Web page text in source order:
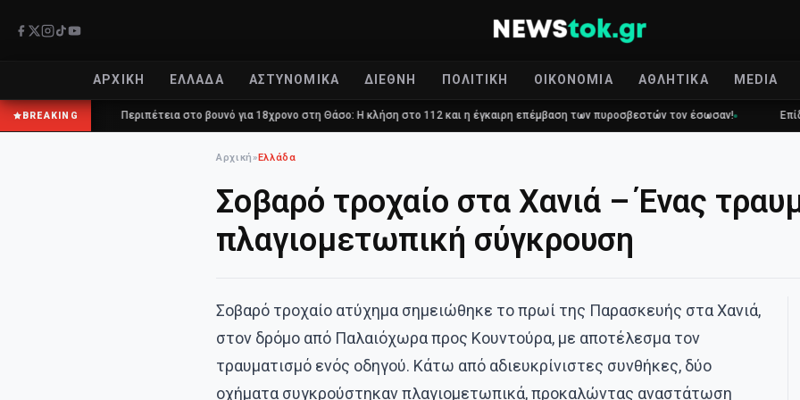
ΑΡΧΙΚΉ ΕΛΛΆΔΑ ΑΣΤΥΝΟΜΙΚΆ ΔΙΕΘΝΉ ΠΟΛΙΤΙΚΉ ΟΙΚΟΝΟΜΊΑ ΑΘΛΗΤΙΚΆ MEDIA
BREAKING
Περιπέτεια στο βουνό για 18χρονο στη Θάσο: Η κλήση στο 112 και η έγκαιρη επέμβαση των πυροσβεστών τον έσωσαν! Επίδομα 150€: Πότε
Αρχική »Ελλάδα
Σοβαρό τροχαίο στα Χανιά – Ένας
πλαγιομετωπική σύγκρουση
Σοβαρό τροχαίο ατύχημα σημειώθηκε το πρωί της Παρασκευής στα Χανιά,
στον δρόμο από Παλαιόχωρα προς Κουντούρα, με αποτέλεσμα τον
τραυματισμό ενός οδηγού. Κάτω από αδιευκρίνιστες συνθήκες, δύο
οχήματα συγκρούστηκαν πλαγιομετωπικά, προκαλώντας αναστάτωση